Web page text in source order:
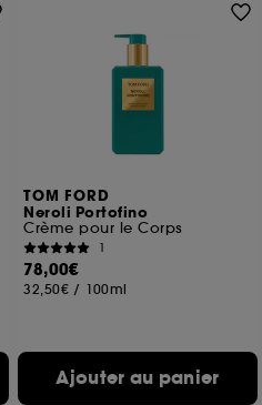
TOM FORD
Neroli Portofino
Crème pour le Corps
1
78,00€
32,50€ / 100ml
Ajouter au panier